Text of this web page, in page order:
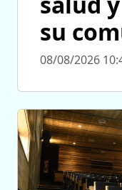
su
08/08/2026